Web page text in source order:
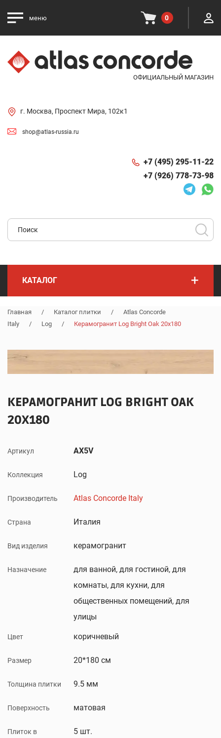
меню 0
ОФИЦИАЛЬНЫЙ МАГАЗИН
г. Москва, Проспект Мира, 102к1
shop@atlas-russia.ru
+7 (495) 295-11-22
+7 (926) 778-73-98
КАТАЛОГ +
Главная / Каталог плитки /
Atlas Concorde
Italy
/ Log / Керамогранит Log Bright Oak 20x180
КЕРАМОГРАНИТ LOG BRIGHT OAK
20X180
Артикул AX5V
Коллекция Log
Производитель Atlas Concorde Italy
Страна Италия
Вид изделия керамогранит
Назначение
для ванной, для гостиной, для
комнаты, для кухни, для
общественных помещений, для
улицы
Цвет коричневый
Размер 20*180 см
Толщина плитки 9.5 мм
Поверхность матовая
Плиток в 5 шт.